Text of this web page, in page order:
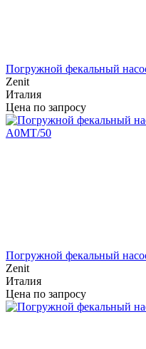
Погружной фекальный
Zenit
Италия
Цена по запросу
Погружной фекальный
Zenit
Италия
Цена по запросу